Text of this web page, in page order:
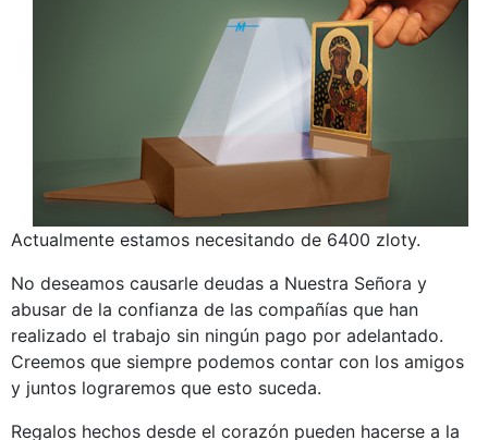
Actualmente estamos necesitando de 6400 zloty.
No deseamos causarle deudas a Nuestra Señora y
abusar de la confianza de las compañías que han
realizado el trabajo sin ningún pago por adelantado.
Creemos que siempre podemos contar con los amigos
y juntos lograremos que esto suceda.
Regalos hechos desde el corazón pueden hacerse a la